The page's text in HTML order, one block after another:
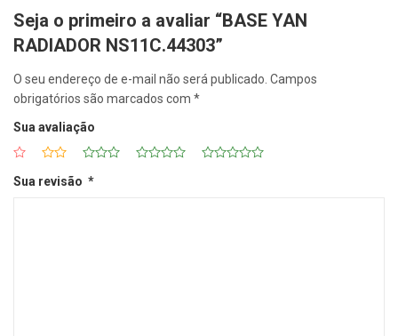
Seja o primeiro a avaliar “BASE YAN
RADIADOR NS11C.44303”
O seu endereço de e-mail não será publicado. Campos
obrigatórios são marcados com *
Sua avaliação
Sua revisão *